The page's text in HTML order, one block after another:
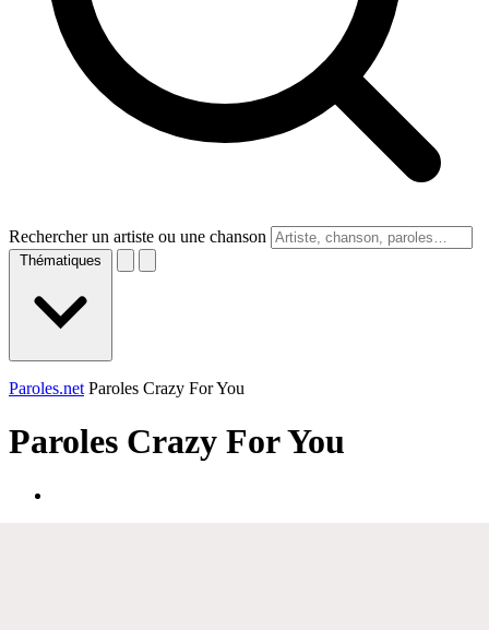
Rechercher un artiste ou une chanson
Thématiques
Paroles.net Paroles Crazy For You
Paroles Crazy For You